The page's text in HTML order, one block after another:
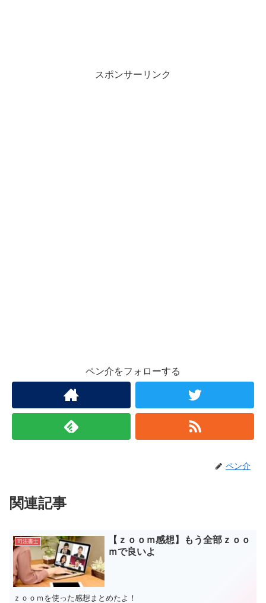
スポンサーリンク
ペン介をフォローする
ペン介
関連記事
司法書士
【ｚｏｏｍ感想】もう全部ｚｏｏ
ｍで良いよ
ｚｏｏｍを使った感想まとめたよ！